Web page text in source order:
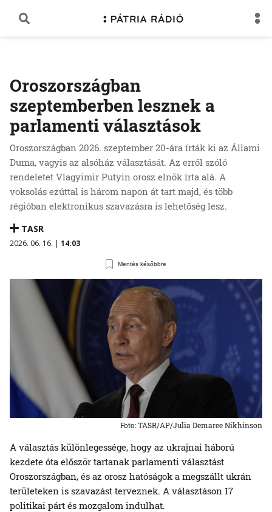
Oroszországban
szeptemberben lesznek a
parlamenti választások
Oroszországban 2026. szeptember 20-ára írták ki az Állami
Duma, vagyis az alsóház választását. Az erről szóló
rendeletet Vlagyimir Putyin orosz elnök írta alá. A
voksolás ezúttal is három napon át tart majd, és több
régióban elektronikus szavazásra is lehetőség lesz.
TASR
2026. 06. 16. | 14:03
Mentés későbbre
Foto: TASR/AP/Julia Demaree Nikhinson
A választás különlegessége, hogy az ukrajnai háború
kezdete óta először tartanak parlamenti választást
Oroszországban, és az orosz hatóságok a megszállt ukrán
területeken is szavazást terveznek. A választáson 17
politikai párt és mozgalom indulhat.